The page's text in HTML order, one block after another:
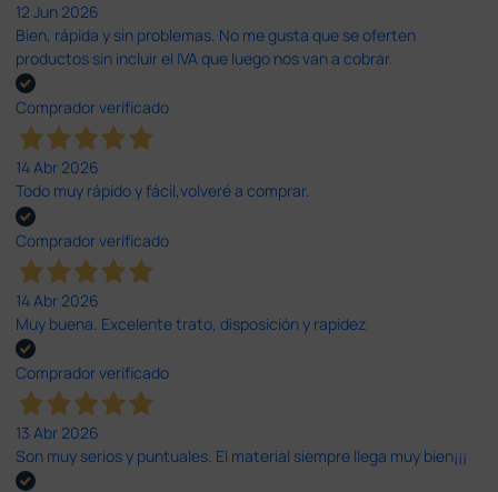
12 Jun 2026
Bien, rápida y sin problemas. No me gusta que se oferten
productos sin incluir el IVA que luego nos van a cobrar.
Comprador verificado
14 Abr 2026
Todo muy rápido y fácil,volveré a comprar.
Comprador verificado
14 Abr 2026
Muy buena. Excelente trato, disposición y rapidez
Comprador verificado
13 Abr 2026
Son muy serios y puntuales. El material siempre llega muy bien¡¡¡